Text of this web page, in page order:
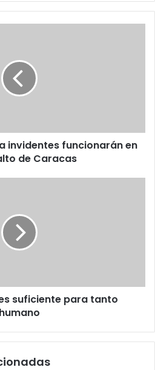
invidentes funcionarán en
de Caracas
suficiente para tanto
humano